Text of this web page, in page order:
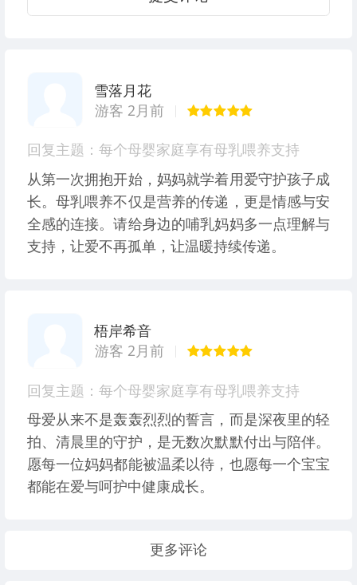
雪落月花
游客 2月前
回复主题：每个母婴家庭享有母乳喂养支持
从第一次拥抱开始，妈妈就学着用爱守护孩子成
长。母乳喂养不仅是营养的传递，更是情感与安
全感的连接。请给身边的哺乳妈妈多一点理解与
支持，让爱不再孤单，让温暖持续传递。
梧岸希音
游客 2月前
回复主题：每个母婴家庭享有母乳喂养支持
母爱从来不是轰轰烈烈的誓言，而是深夜里的轻
拍、清晨里的守护，是无数次默默付出与陪伴。
愿每一位妈妈都能被温柔以待，也愿每一个宝宝
都能在爱与呵护中健康成长。
更多评论